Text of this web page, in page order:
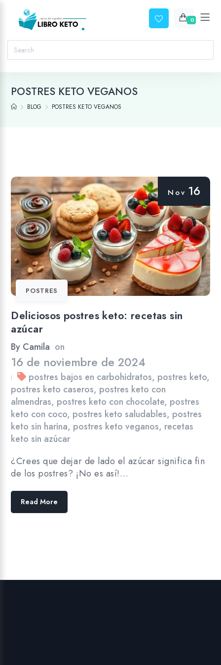
0
POSTRES KETO VEGANOS
BLOG POSTRES KETO VEGANOS
Nov 16
POSTRES
Deliciosos postres keto: recetas sin
azúcar
By Camila on
16 de noviembre de 2024
| postres bajos en carbohidratos, postres keto,
postres keto caseros, postres keto con
almendras, postres keto con chocolate, postres
keto con coco, postres keto saludables, postres
keto sin harina, postres keto veganos, recetas
keto sin azúcar
¿Crees que dejar de lado el azúcar significa fin
de los postres? ¡No es así!…
Read More